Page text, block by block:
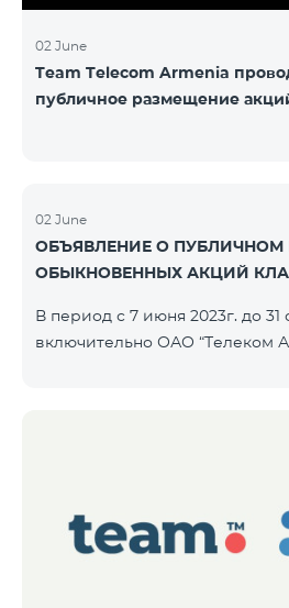
Եսայանը նշեց, որ
02 June
Team Telecom Armenia
публичное размещение
02 June
ОБЪЯВЛЕНИЕ О
ОБЫКНОВЕННЫХ АКЦИЙ
В период с 7 июня 2023г. до 31
включительно ОАО “Телеком
ОБЬЕМ ПОКУПКИ 200 МИНИМАЛЬНАЯ СУММА
ПОКУПКИ